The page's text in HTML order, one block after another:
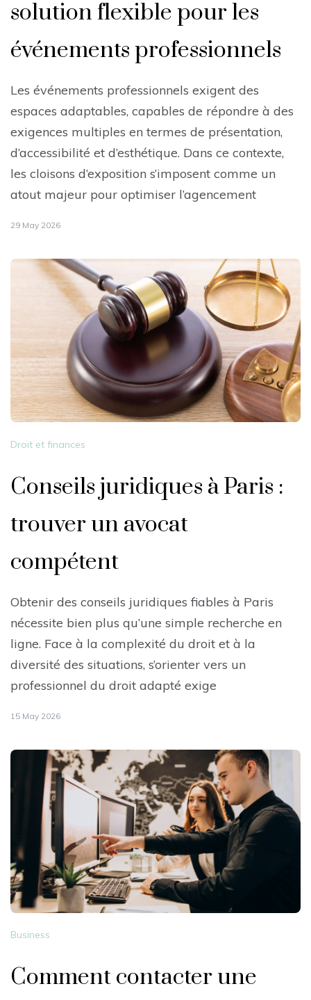
solution flexible pour les
événements professionnels
Les événements professionnels exigent des
espaces adaptables, capables de répondre à des
exigences multiples en termes de présentation,
d’accessibilité et d’esthétique. Dans ce contexte,
les cloisons d’exposition s’imposent comme un
atout majeur pour optimiser l’agencement
29 May 2026
Droit et finances
Conseils juridiques à Paris :
trouver un avocat
compétent
Obtenir des conseils juridiques fiables à Paris
nécessite bien plus qu’une simple recherche en
ligne. Face à la complexité du droit et à la
diversité des situations, s’orienter vers un
professionnel du droit adapté exige
15 May 2026
Business
Comment contacter une